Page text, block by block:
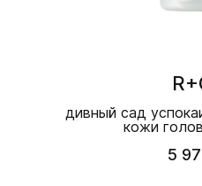
дивный сад
кожи
5